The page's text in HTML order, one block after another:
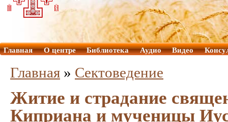
Главная О центре Библиотека Аудио Видео
Главная » Сектоведение
Житие и страдание
Киприана и мученицы